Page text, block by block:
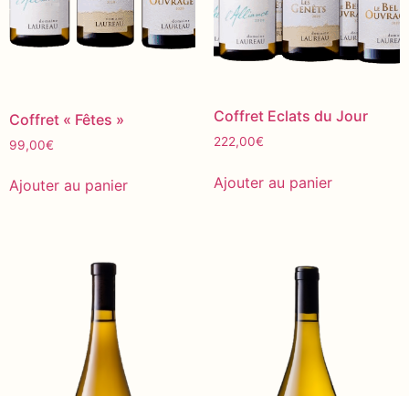
Coffret « Fêtes »
99,00€
Ajouter au panier
Coffret Eclats du Jour
222,00€
Ajouter au panier